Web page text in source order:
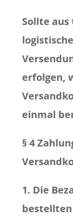
Sollte
erfolgen,
einmal
§ 4
1. Die
bestellten